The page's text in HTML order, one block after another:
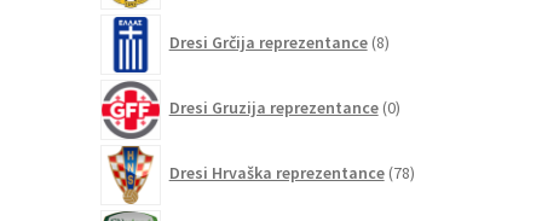
Dresi Grčija reprezentance 8izdelkov
Dresi Gruzija reprezentance 0izdelkov
Dresi Hrvaška reprezentance 78izdelkov